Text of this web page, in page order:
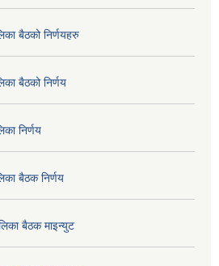
बैठको निर्णयहरु
बैठको निर्णय
निर्णय
बैठक निर्णय
बैठक माइन्युट